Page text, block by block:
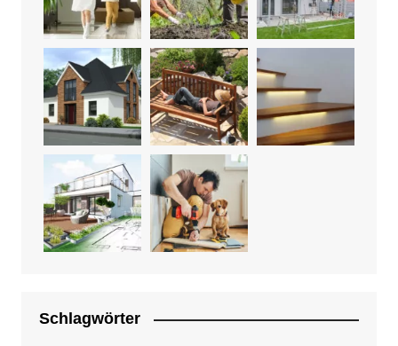
Schlagwörter